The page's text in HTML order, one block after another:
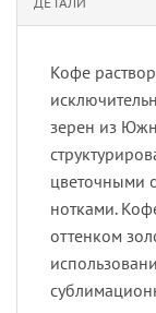
Кофе
зерен из
цветочными
нотками.
оттенком